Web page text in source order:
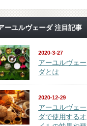
ーユルヴェーダ 注目記事
2020-3-27
アーユルヴェー
ダとは
2020-12-29
アーユルヴェー
ダで使用するオ